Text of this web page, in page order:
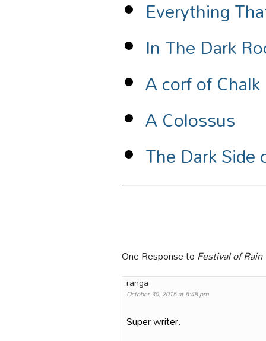
Everything
In The Dark
A corf of Chalk
A Colossus
The Dark
One Response toFestival of Rain
ranga
October 30, 2015 at 6:48 pm
Super writer.